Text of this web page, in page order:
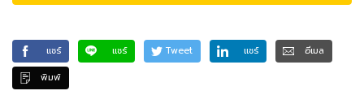
แชร์ แชร์ Tweet แชร์
อีเมล
พิมพ์